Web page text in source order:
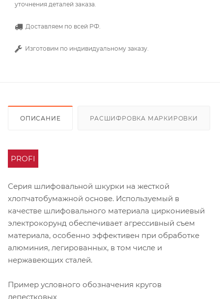
уточнения деталей заказа.
Доставляем по всей РФ.
Изготовим по индивидуальному заказу.
ОПИСАНИЕ РАСШИФРОВКА МАРКИРОВКИ
PROFI
Серия шлифовальной шкурки на жесткой
хлопчатобумажной основе. Используемый в
качестве шлифовального материала циркониевый
электрокорунд обеспечивает агрессивный съем
материала, особенно эффективен при обработке
алюминия, легированных, в том числе и
нержавеющих сталей.
Пример условного обозначения кругов
лепестковых